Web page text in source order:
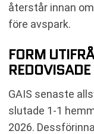
återstår innan
före avspark.
FORM
GAIS senaste
slutade 1-1
2026.